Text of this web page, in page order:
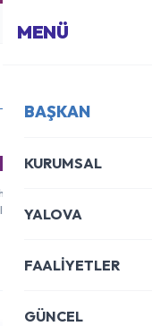
BAŞVURU MERKEZİ
MENÜ
BAŞKAN
KURUMSAL
YALOVA
FAALİYETLER
GÜNCEL
köşesinde bin yıllık bir
keşfedin.